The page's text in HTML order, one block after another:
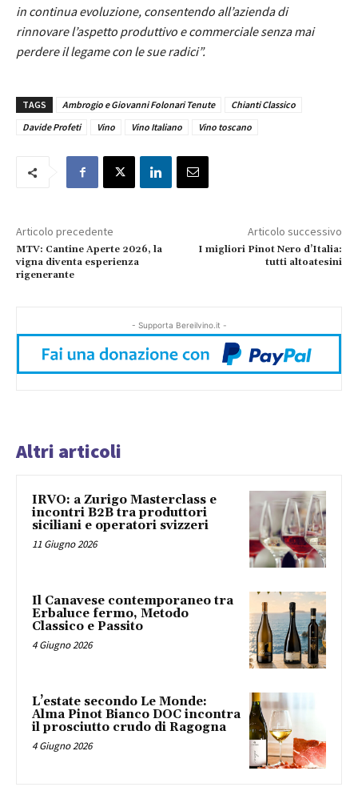
in continua evoluzione, consentendo all’azienda di
rinnovare l’aspetto produttivo e commerciale senza mai
perdere il legame con le sue radici”.
TAGS Ambrogio e Giovanni Folonari Tenute
Chianti Classico
Davide Profeti
Vino Vino Italiano Vino toscano
Articolo precedente
MTV: Cantine Aperte 2026, la
vigna diventa esperienza
rigenerante
Articolo successivo
I migliori Pinot Nero d’Italia:
tutti altoatesini
- Supporta Bereilvino.it -
Altri articoli
IRVO: a Zurigo Masterclass e
incontri B2B tra produttori
siciliani e operatori svizzeri
11 Giugno 2026
Il Canavese contemporaneo tra
Erbaluce fermo, Metodo
Classico e Passito
4 Giugno 2026
L’estate secondo Le Monde:
Alma Pinot Bianco DOC incontra
il prosciutto crudo di Ragogna
4 Giugno 2026